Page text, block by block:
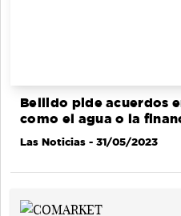
Bellido pide acuerdos
como el agua o la
Las Noticias - 31/05/2023